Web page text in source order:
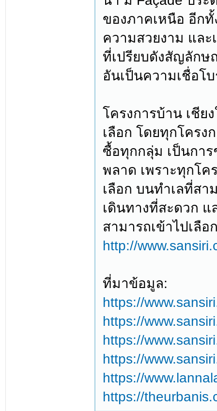
ของภาคเหนือ อีก
ความสวยงาม และ
ที่เปรียบดังสัญลัก
อันเป็นความเชื่อโ
โครงการบ้าน เชีย
เลือก โดยทุกโครง
ซื้อทุกกลุ่ม เป็นการ
พลาด เพราะทุกโค
เลือก บนทำเลที่สา
เดินทางที่สะดวก
สามารถเข้าไปเลื
http://
ที่มาข้อมูล:
https://
https://
https://
https://
https://
https://